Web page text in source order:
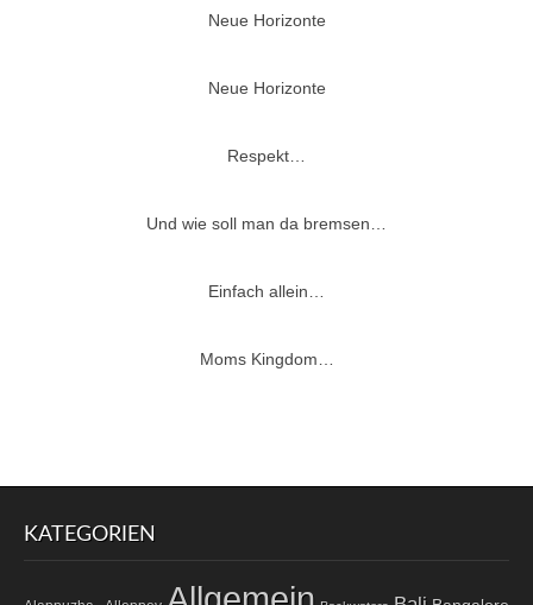
Neue Horizonte
Neue Horizonte
Respekt…
Und wie soll man da bremsen…
Einfach allein…
Moms Kingdom…
KATEGORIEN